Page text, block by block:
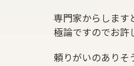
専門家からしま
極論ですのでお許
頼りがいのありそ